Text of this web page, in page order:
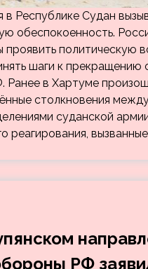
в Республике Судан
обеспокоенность.
проявить политическую
шаги к прекращению
в Хартуме
столкновения
суданской
реагирования,
РФ